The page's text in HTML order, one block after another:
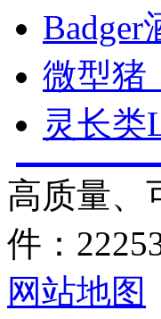
Badger
微型猪
灵长类
高质量
件：
网站地图